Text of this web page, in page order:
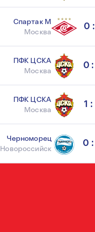
Спартак М
Москва
0
ПФК ЦСКА
Москва
0
ПФК ЦСКА
Москва
1
Черноморец
Новороссийск
0